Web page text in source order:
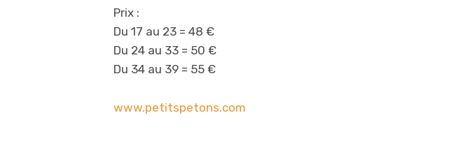
Prix :
Du 17 au 23 = 48 €
Du 24 au 33 = 50 €
Du 34 au 39 = 55 €
www.petitspetons.com